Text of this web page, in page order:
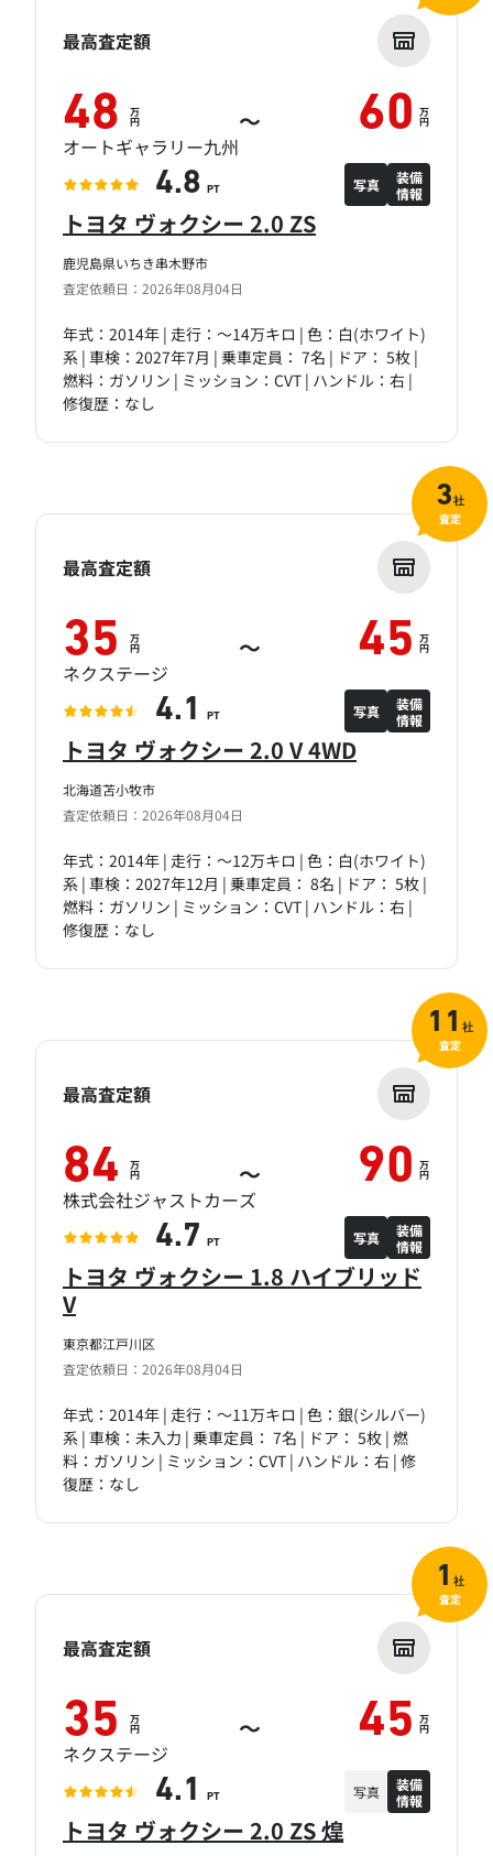
鹿児島県いちき串木野市
査定依頼日：2026年08月04日
トヨタ ヴォクシー 2.0 ZS
年式：2014年 | 走行：～14万キロ | 色：白(ホワイト)
系 | 車検：2027年7月 | 乗車定員： 7名 | ドア： 5枚 |
燃料：ガソリン | ミッション：CVT | ハンドル：右 |
修復歴：なし
最高査定額
48 万
円 ～ 60 万
円
オートギャラリー九州
4.8 PT 写真
装備
情報
北海道苫小牧市
査定依頼日：2026年08月04日
トヨタ ヴォクシー 2.0 V 4WD
年式：2014年 | 走行：～12万キロ | 色：白(ホワイト)
系 | 車検：2027年12月 | 乗車定員： 8名 | ドア： 5枚 |
燃料：ガソリン | ミッション：CVT | ハンドル：右 |
修復歴：なし
最高査定額
35 万
円 ～ 45 万
円
ネクステージ
4.1 PT 写真
装備
情報
3社
査定
東京都江戸川区
査定依頼日：2026年08月04日
トヨタ ヴォクシー 1.8 ハイブリッド
V
年式：2014年 | 走行：～11万キロ | 色：銀(シルバー)
系 | 車検：未入力 | 乗車定員： 7名 | ドア： 5枚 | 燃
料：ガソリン | ミッション：CVT | ハンドル：右 | 修
復歴：なし
最高査定額
84 万
円 ～ 90 万
円
株式会社ジャストカーズ
4.7 PT 写真
装備
情報
11 社
査定
トヨタ ヴォクシー 2.0 ZS 煌
最高査定額
35 万
円 ～ 45 万
円
ネクステージ
4.1 PT 写真
装備
情報
1 社
査定